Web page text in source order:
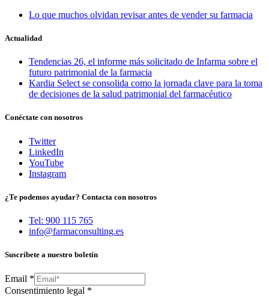
Lo que muchos olvidan revisar antes de vender su farmacia
Actualidad
Tendencias 26, el informe más solicitado de Infarma sobre el
futuro patrimonial de la farmacia
Kardia Select se consolida como la jornada clave para la toma
de decisiones de la salud patrimonial del farmacéutico
Conéctate con nosotros
Twitter
LinkedIn
YouTube
Instagram
¿Te podemos ayudar? Contacta con nosotros
Tel: 900 115 765
info@farmaconsulting.es
Suscríbete a nuestro boletín
Email *
Consentimiento legal *